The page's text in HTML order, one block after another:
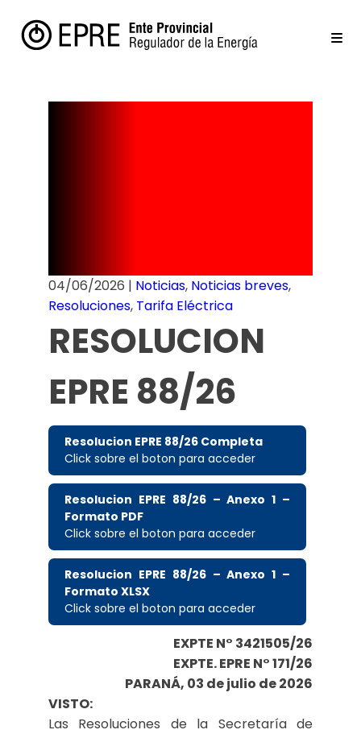
04/06/2026 | Noticias, Noticias breves,
Resoluciones, Tarifa Eléctrica
RESOLUCION
EPRE 88/26
Resolucion EPRE 88/26 Completa
Click sobre el boton para acceder
Resolucion EPRE 88/26 – Anexo 1 –
Formato PDF
Click sobre el boton para acceder
Resolucion EPRE 88/26 – Anexo 1 –
Formato XLSX
Click sobre el boton para acceder
EXPTE N° 3421505/26
EXPTE. EPRE N° 171/26
PARANÁ, 03 de julio de 2026
VISTO:
Las Resoluciones de la Secretaría de